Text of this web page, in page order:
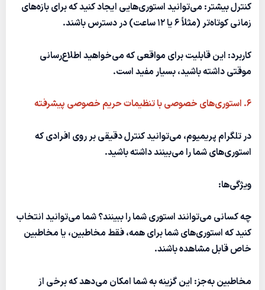
کنترل بیشتر: می‌توانید استوری‌هایی ایجاد کنید که برای بازه‌های
زمانی کوتاه‌تر (مثلاً ۶ یا ۱۲ ساعت) در دسترس باشند.
کاربرد: این قابلیت برای مواقعی که می‌خواهید اطلاع‌رسانی
موقتی داشته باشید، بسیار مفید است.
۶. استوری‌های خصوصی با تنظیمات حریم خصوصی پیشرفته
در تلگرام پریمیوم، می‌توانید کنترل دقیقی بر روی افرادی که
استوری‌های شما را می‌بینند داشته باشید.
ویژگی‌ها:
چه کسانی می‌توانند استوری شما را ببینند؟شما می‌توانید انتخاب
کنید که استوری‌های شما برای همه، فقط مخاطبین، یا مخاطبین
خاص قابل مشاهده باشند.
مخاطبین به‌جز: این گزینه به شما امکان می‌دهد که برخی از